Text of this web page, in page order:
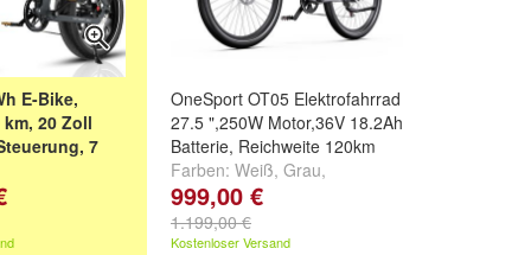
E-Bike,
km, 20 Zoll
7
OneSport OT05 Elektrofahrrad
27.5 ",250W Motor,36V 18.2Ah
Batterie, Reichweite 120km
Farben: Weiß, Grau,
Dunkelblauund
999,00 €
1.199,00 €
Kostenloser Versand